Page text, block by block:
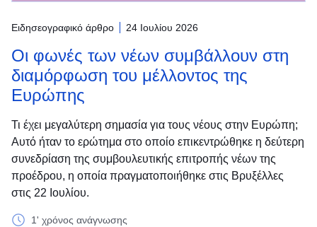
Ειδησεογραφικό άρθρο 24 Ιουλίου 2026
Οι φωνές των νέων συμβάλλουν στη
διαμόρφωση του μέλλοντος της
Ευρώπης
Τι έχει μεγαλύτερη σημασία για τους νέους στην Ευρώπη;
Αυτό ήταν το ερώτημα στο οποίο επικεντρώθηκε η δεύτερη
συνεδρίαση της συμβουλευτικής επιτροπής νέων της
προέδρου, η οποία πραγματοποιήθηκε στις Βρυξέλλες
στις 22 Ιουλίου.
1' χρόνος ανάγνωσης